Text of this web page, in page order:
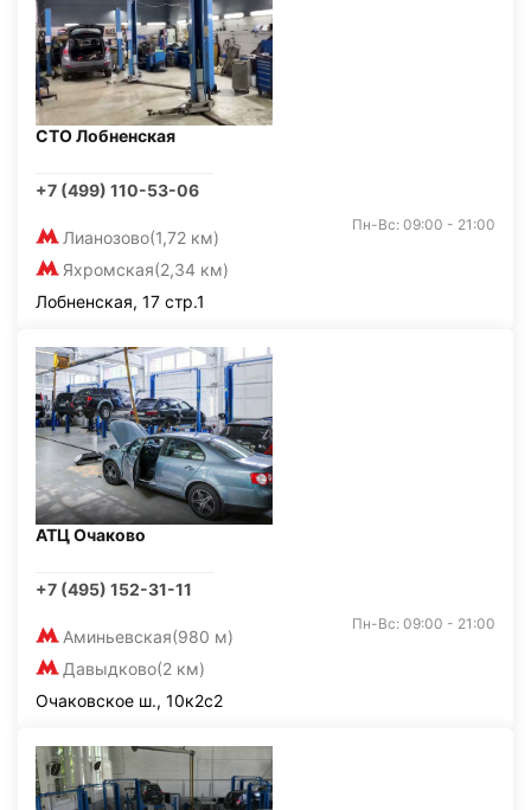
СТО Лобненская
+7 (499) 110-53-06
Лианозово(1,72 км)
Яхромская(2,34 км)
Пн-Вс: 09:00 - 21:00
Лобненская, 17 стр.1
АТЦ Очаково
+7 (495) 152-31-11
Аминьевская(980 м)
Давыдково(2 км)
Пн-Вс: 09:00 - 21:00
Очаковское ш., 10к2с2